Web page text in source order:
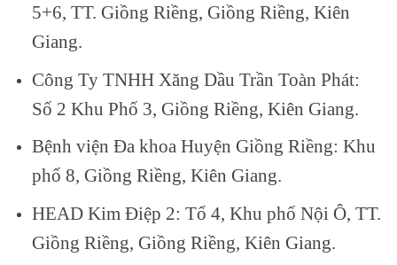
5+6, TT. Giồng Riềng, Giồng Riềng, Kiên
Giang.
Công Ty TNHH Xăng Dầu Trần Toàn Phát:
Số 2 Khu Phố 3, Giồng Riềng, Kiên Giang.
Bệnh viện Đa khoa Huyện Giồng Riềng: Khu
phố 8, Giồng Riềng, Kiên Giang.
HEAD Kim Điệp 2: Tổ 4, Khu phố Nội Ô, TT.
Giồng Riềng, Giồng Riềng, Kiên Giang.